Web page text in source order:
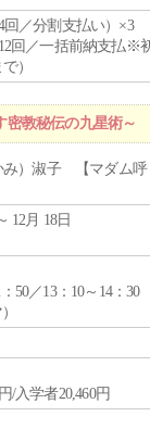
回／分割支払い）×3
回／一括前納支払※
）
密教秘伝の九星術～
み）淑子 【マダム呼
12月 18日
50／13：10～14：30
/入学者20,460円